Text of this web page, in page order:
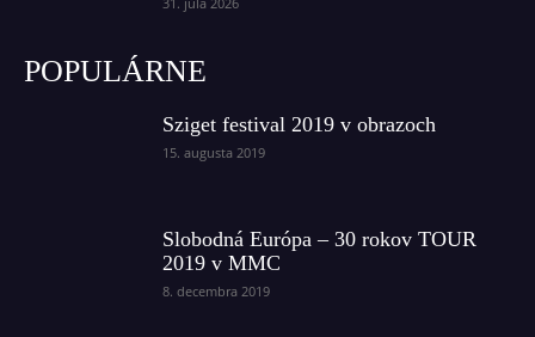
POPULÁRNE
Sziget festival 2019 v obrazoch
15. augusta 2019
Slobodná Európa – 30 rokov TOUR
2019 v MMC
8. decembra 2019